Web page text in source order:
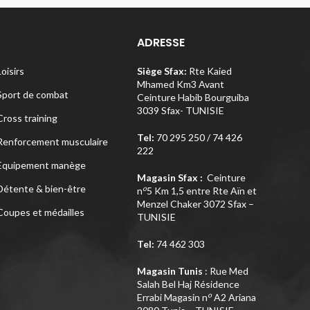
de combat
training
musculaire
manège
& bien-être
et médailles
ADRESSE
Siège Sfax: Rte Kaied
Mhamed Km3 Avant
Ceinture Habib Bourguiba
3039 Sfax- TUNISIE
Tel: 70 295 250 / 74 426
222
Magasin Sfax : Ceinture
no5 Km 1,5 entre Rte Aïn et
Menzel Chaker 3072 Sfax –
TUNISIE
Tel: 74 462 303
Magasin Tunis : Rue Med
Salah Bel Haj Résidence
Errabi Magasin noA2 Ariana